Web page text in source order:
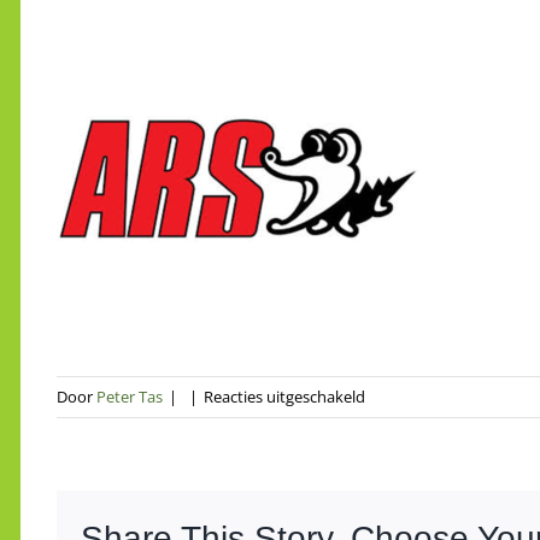
Door Peter Tas | | Reacties uitgeschakeld
ARS